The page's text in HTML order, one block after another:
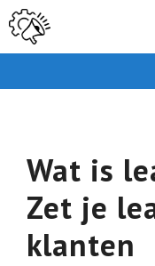
Ga
naar
inhoud
Wat is
Zet je
klanten